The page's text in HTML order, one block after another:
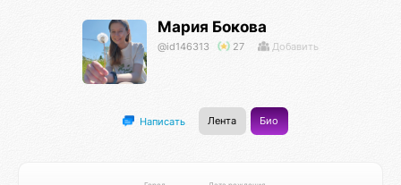
Мария Бокова
@id146313 27 Добавить
Написать Лента Био